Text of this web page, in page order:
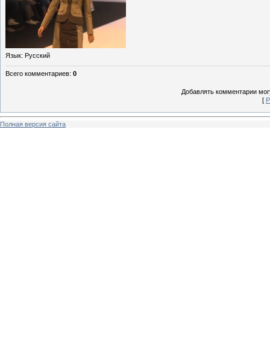
Язык: Русский
Всего комментариев: 0
Добавлять комментарии
[
Полная версия сайта